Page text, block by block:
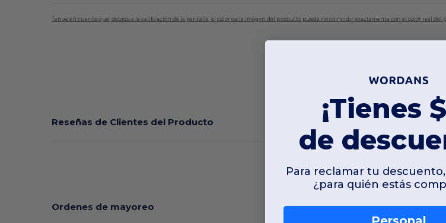
Tenga en cuenta que, debido a la calibración de la pantalla, el color de la imagen del producto puede no coincidir exactamente con el color real del
Apoya
Reseñas de Clientes del Producto
Añadir un comentario
Ordenes de mayoreo
¡Tienes
de
Para reclamar tu
¿para quién estás